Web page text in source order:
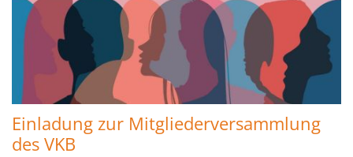
Einladung zur Mitgliederversammlung
des VKB